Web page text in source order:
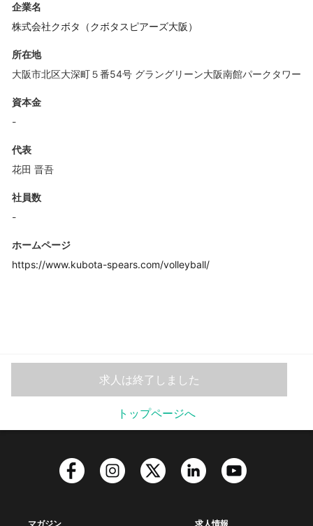
企業名
株式会社クボタ（クボタスピアーズ大阪）
所在地
大阪市北区大深町５番54号 グラングリーン大阪南館パークタワー
資本金
-
代表
花田 晋吾
社員数
-
ホームページ
https://www.kubota-spears.com/volleyball/
求人は終了しました
トップページへ
マガジン 求人情報